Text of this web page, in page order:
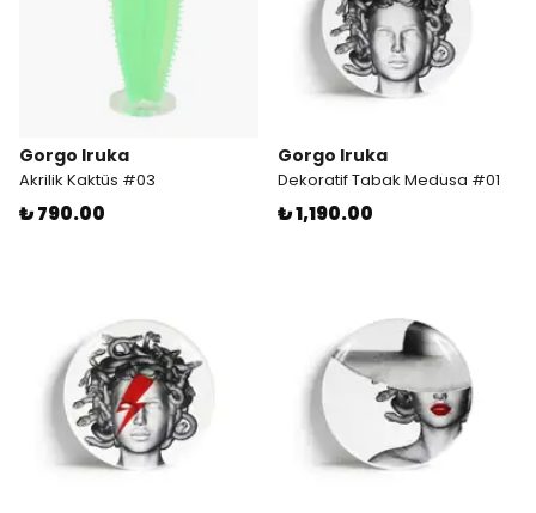
Gorgo Iruka
Akrilik Kaktüs #03
₺ 790.00
Gorgo Iruka
Dekoratif Tabak Medusa #01
₺ 1,190.00